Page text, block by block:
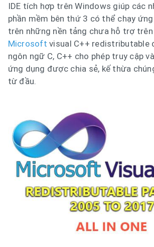
IDE tích hợp trên Windows giúp các
phần mềm bên thứ 3 có thể chạy
trên những nền tảng chưa hỗ trợ
Microsoft visual C++ redistributable
ngôn ngữ C, C++ cho phép truy cập
ứng dụng được chia sẻ, kế thừa
từ đầu.